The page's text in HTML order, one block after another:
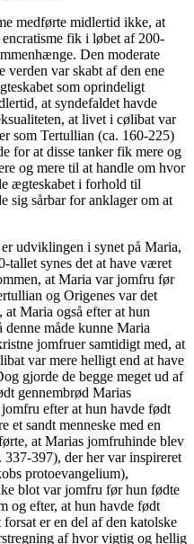
medførte midlertid ikke, at
fik i løbet af 200-
Den moderate
verden var skabt af den ene
som oprindeligt
at syndefaldet havde
at livet i cølibat var
som Tertullian (ca. 160-225)
for at disse tanker fik mere og
og mere til at handle om hvor
ægteskabet i forhold til
sig sårbar for anklager om at
udviklingen i synet på Maria,
tallet synes det at have været
at Maria var jomfru før
og Origenes var det
Maria også efter at hun
denne måde kunne Maria
jomfruer samtidigt med, at
var mere helligt end at have
gjorde de begge meget ud af
gennembrød Marias
efter at hun havde født
et sandt menneske med en
at Marias jomfruhinde blev
397), der her var inspireret
protoevangelium),
blot var jomfru før hun fødte
og efter, at hun havde født
er en del af den katolske
af hvor vigtig og hellig